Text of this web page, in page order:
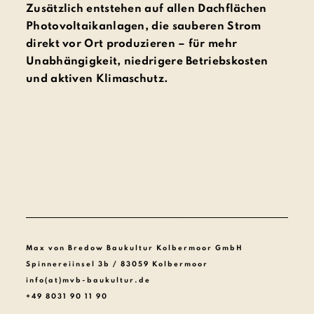
Zusätzlich entstehen auf allen Dachflächen
Photovoltaikanlagen, die sauberen Strom
direkt vor Ort produzieren – für mehr
Unabhängigkeit, niedrigere Betriebskosten
und aktiven Klimaschutz.
Max von Bredow Baukultur Kolbermoor GmbH
Spinnereiinsel 3b / 83059 Kolbermoor
info(at)mvb-baukultur.de
+49 8031 90 11 90